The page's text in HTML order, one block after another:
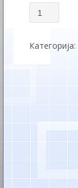
Model:
Komplet
pomoć”
sa
количина
Категорија: